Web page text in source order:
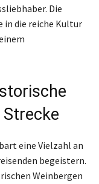
Die
in die reiche Kultur
eine Vielzahl an
begeistern.
Weinbergen